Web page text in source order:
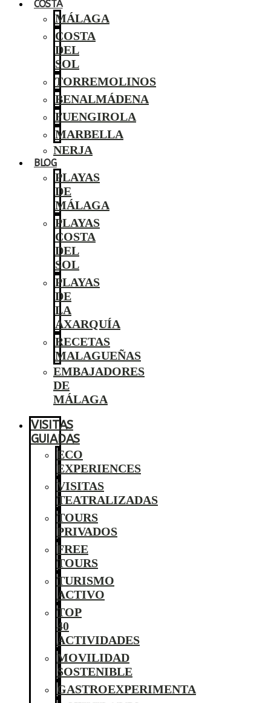
COSTA
MÁLAGA
COSTA
DEL
SOL
TORREMOLINOS
BENALMÁDENA
FUENGIROLA
MARBELLA
NERJA
BLOG
PLAYAS
DE
MÁLAGA
PLAYAS
COSTA
DEL
SOL
PLAYAS
DE
LA
AXARQUÍA
RECETAS
MALAGUEÑAS
EMBAJADORES
DE
MÁLAGA
VISITAS
GUIADAS
ECO
EXPERIENCES
VISITAS
TEATRALIZADAS
TOURS
PRIVADOS
FREE
TOURS
TURISMO
ACTIVO
TOP
40
ACTIVIDADES
MOVILIDAD
SOSTENIBLE
GASTROEXPERIMENTA